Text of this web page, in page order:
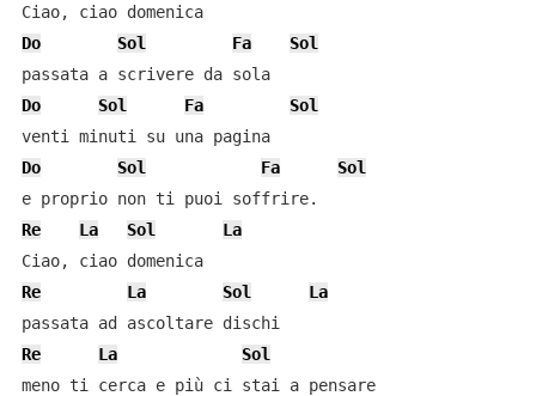
Ciao, ciao domenica
Do
Sol Fa
Sol
passata a scrivere da sola
Do
Sol Fa
Sol
venti minuti su una pagina
Do
Sol Fa
Sol
Re
La Sol
La
Ciao, ciao domenica
Re
La Sol
La
Re
La
Sol
meno ti cerca e più ci stai a pensare